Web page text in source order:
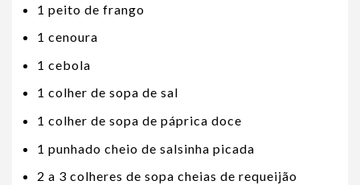
1 peito de frango
1 cenoura
1 cebola
1 colher de sopa de sal
1 colher de sopa de páprica doce
1 punhado cheio de salsinha picada
2 a 3 colheres de sopa cheias de requeijão